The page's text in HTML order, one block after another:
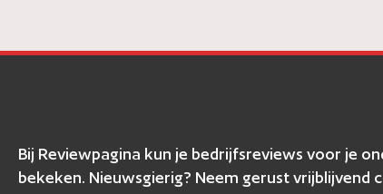
Bij Reviewpagina kun je bedrijfsreviews voor je
bekeken. Nieuwsgierig? Neem gerust vrijblijvend